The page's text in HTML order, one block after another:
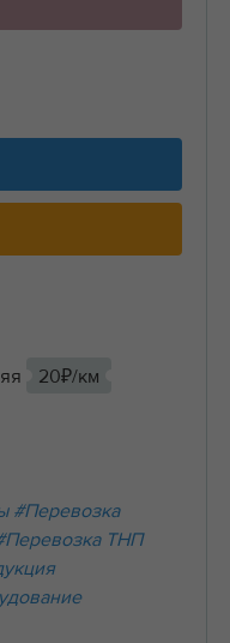
20₽/км
#Перевозка
ТНП